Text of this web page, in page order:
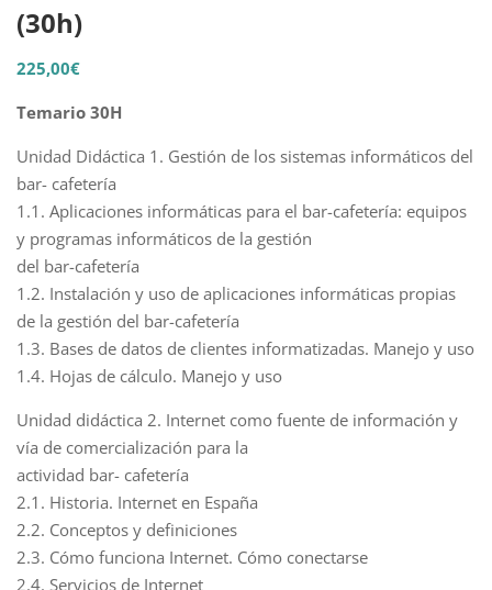
(30h)
225,00€
Temario 30H
Unidad Didáctica 1. Gestión de los sistemas informáticos del
bar- cafetería
1.1. Aplicaciones informáticas para el bar-cafetería: equipos
y programas informáticos de la gestión
del bar-cafetería
1.2. Instalación y uso de aplicaciones informáticas propias
de la gestión del bar-cafetería
1.3. Bases de datos de clientes informatizadas. Manejo y uso
1.4. Hojas de cálculo. Manejo y uso
Unidad didáctica 2. Internet como fuente de información y
vía de comercialización para la
actividad bar- cafetería
2.1. Historia. Internet en España
2.2. Conceptos y definiciones
2.3. Cómo funciona Internet. Cómo conectarse
2.4. Servicios de Internet